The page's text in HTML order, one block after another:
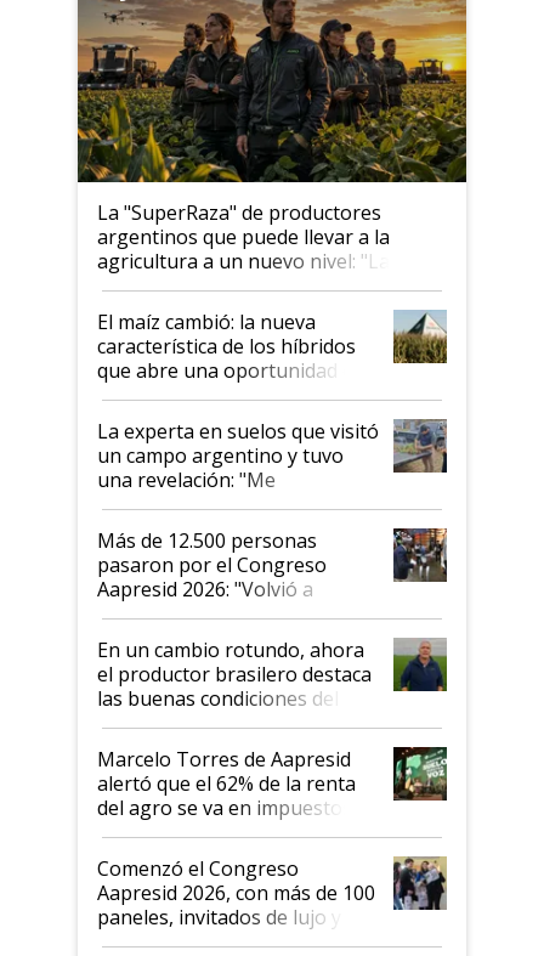
La "SuperRaza" de productores
argentinos que puede llevar a la
agricultura a un nuevo nivel: "Las
posibilidades de crecimiento son
infinitas"
El maíz cambió: la nueva
característica de los híbridos
que abre una oportunidad en
el lote
La experta en suelos que visitó
un campo argentino y tuvo
una revelación: "Me
impresionó mucho"
Más de 12.500 personas
pasaron por el Congreso
Aapresid 2026: "Volvió a
demostrar que hablar del
suelo es hablar de todo el
sistema productivo"
En un cambio rotundo, ahora
el productor brasilero destaca
las buenas condiciones del
agro argentino para invertir:
"Los veo más motivados"
Marcelo Torres de Aapresid
alertó que el 62% de la renta
del agro se va en impuestos:
"No es bueno que en
Argentina se sigan discutiendo
las mismas cosas de hace 50
años"
Comenzó el Congreso
Aapresid 2026, con más de 100
paneles, invitados de lujo y
todas las tendencias